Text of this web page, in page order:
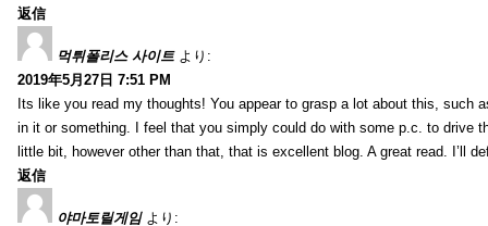
返信
먹튀폴리스 사이트 より:
2019年5月27日 7:51 PM
Its like you read my thoughts! You appear to grasp a lot about this, such
in it or something. I feel that you simply could do with some p.c. to drive
little bit, however other than that, that is excellent blog. A great read. I’ll
返信
야마토릴게임 より: